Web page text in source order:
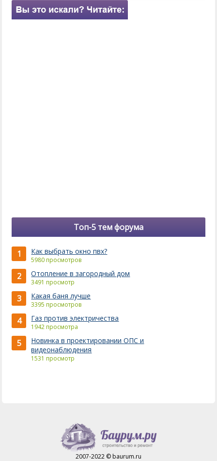
Топ-5 тем форума
1 Как выбрать окно пвх?
5980 просмотров
2 Отопление в загородный дом
3491 просмотр
3 Какая баня лучше
3395 просмотров
4 Газ против электричества
1942 просмотра
5
Новинка в проектировании ОПС и
видеонаблюдения
1531 просмотр
2007-2022 © baurum.ru